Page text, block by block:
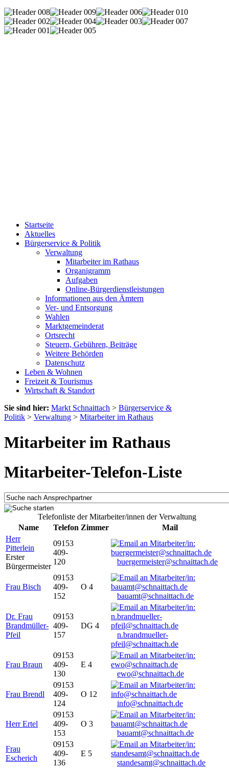
Startseite
Aktuelles
Bürgerservice & Politik
Verwaltung
Mitarbeiter im Rathaus
Organigramm
Aufgaben
Online-Bürgerdienstleistungen
Informationen aus den Ämtern
Ver- und Entsorgung
Wahlen
Marktgemeinderat
Ortsrecht
Steuern, Gebühren, Beiträge
Weitere Behörden
Datenschutz
Leben & Wohnen
Freizeit & Tourismus
Wirtschaft & Standort
Sie sind hier: Markt Schnaittach > Bürgerservice &
Politik > Verwaltung > Mitarbeiter im Rathaus
Mitarbeiter im Rathaus
Mitarbeiter-Telefon-Liste
Telefonliste der Mitarbeiter/innen der Verwaltung
Name
Telefon Zimmer
Mail
Herr
Pitterlein
Erster
Bürgermeister
09153
409-
120
buergermeister@schnaittach.de
Frau Bisch
09153
409-
152
O 4
bauamt@schnaittach.de
Dr. Frau
Brandmüller-
Pfeil
09153
409-
157
DG 4
n.brandmueller-
pfeil@schnaittach.de
Frau Braun
09153
409-
130
E 4
ewo@schnaittach.de
Frau Brendl
09153
409-
124
O 12
info@schnaittach.de
Herr Ertel
09153
409-
153
O 3
bauamt@schnaittach.de
Frau
Escherich
09153
409-
136
E 5
standesamt@schnaittach.de